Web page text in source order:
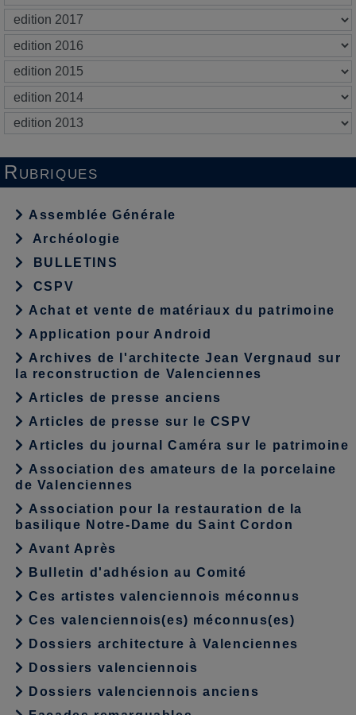
Rubriques
Assemblée Générale
Archéologie
BULLETINS
CSPV
Achat et vente de matériaux du patrimoine
Application pour Android
Archives de l'architecte Jean Vergnaud sur
la reconstruction de Valenciennes
Articles de presse anciens
Articles de presse sur le CSPV
Articles du journal Caméra sur le patrimoine
Association des amateurs de la porcelaine
de Valenciennes
Association pour la restauration de la
basilique Notre-Dame du Saint Cordon
Avant Après
Bulletin d'adhésion au Comité
Ces artistes valenciennois méconnus
Ces valenciennois(es) méconnus(es)
Dossiers architecture à Valenciennes
Dossiers valenciennois
Dossiers valenciennois anciens